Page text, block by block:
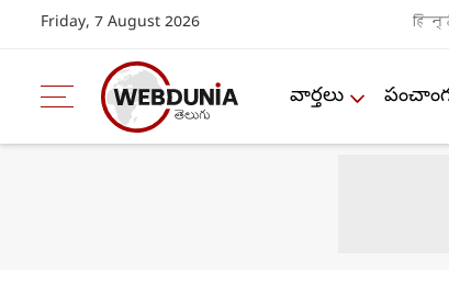
Friday, 7 August 2026
వార్తలు